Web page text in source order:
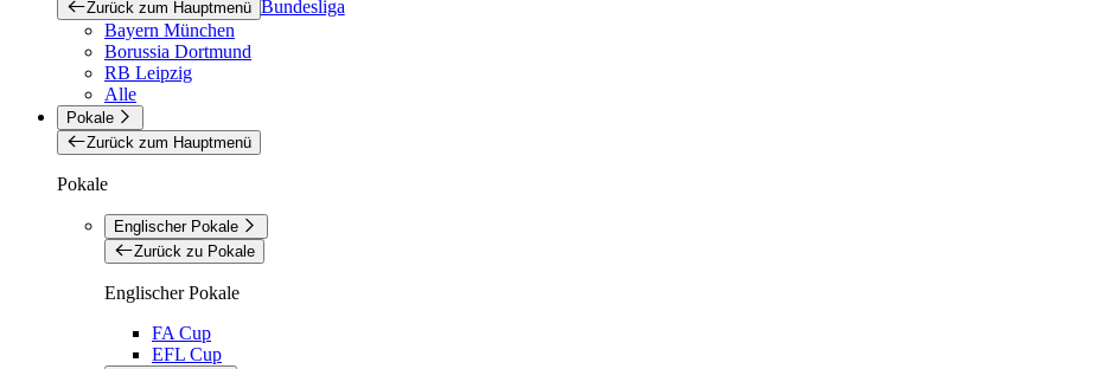
Zurück zum Hauptmenü Bundesliga
Bayern München
Borussia Dortmund
RB Leipzig
Alle
Pokale
Zurück zum Hauptmenü
Pokale
Englischer Pokale
Zurück zu Pokale
Englischer Pokale
FA Cup
EFL Cup